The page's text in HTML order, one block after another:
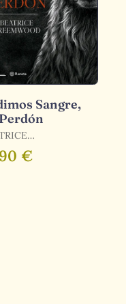
Sangre,
€